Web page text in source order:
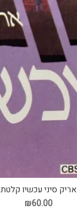
אריק סיני עכשיו קלטת
₪60.00